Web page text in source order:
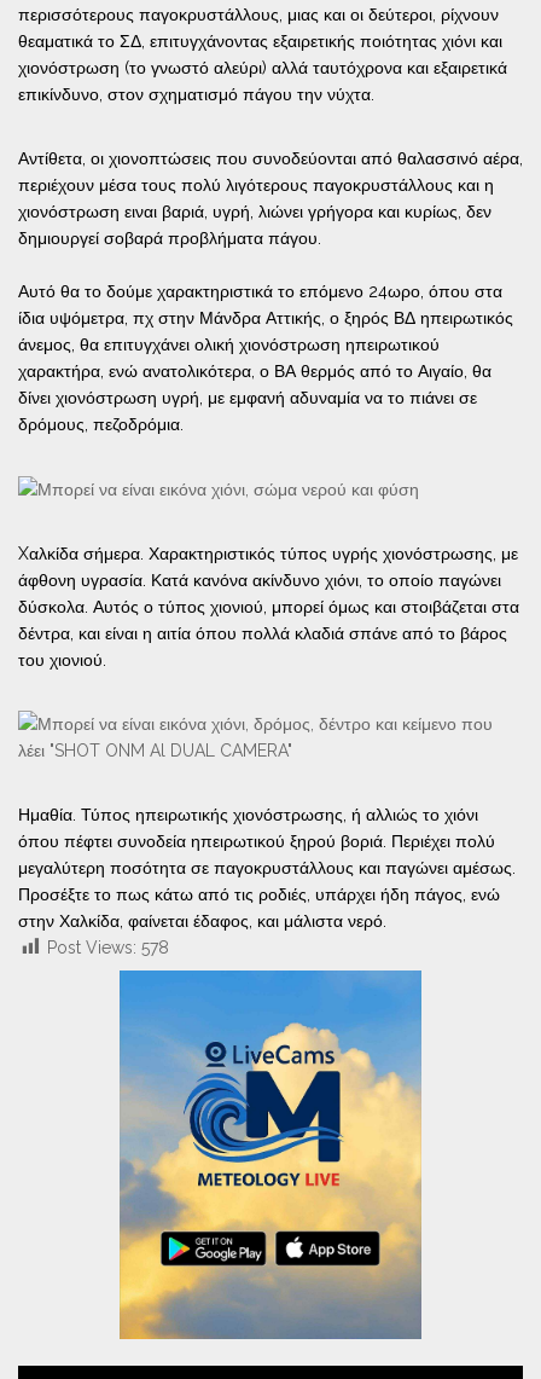
περισσότερους παγοκρυστάλλους, μιας και οι δεύτεροι, ρίχνουν
θεαματικά το ΣΔ, επιτυγχάνοντας εξαιρετικής ποιότητας χιόνι και
χιονόστρωση (το γνωστό αλεύρι) αλλά ταυτόχρονα και εξαιρετικά
επικίνδυνο, στον σχηματισμό πάγου την νύχτα.
Αντίθετα, οι χιονοπτώσεις που συνοδεύονται από θαλασσινό αέρα,
περιέχουν μέσα τους πολύ λιγότερους παγοκρυστάλλους και η
χιονόστρωση ειναι βαριά, υγρή, λιώνει γρήγορα και κυρίως, δεν
δημιουργεί σοβαρά προβλήματα πάγου.
Αυτό θα το δούμε χαρακτηριστικά το επόμενο 24ωρο, όπου στα
ίδια υψόμετρα, πχ στην Μάνδρα Αττικής, ο ξηρός ΒΔ ηπειρωτικός
άνεμος, θα επιτυγχάνει ολική χιονόστρωση ηπειρωτικού
χαρακτήρα, ενώ ανατολικότερα, ο ΒΑ θερμός από το Αιγαίο, θα
δίνει χιονόστρωση υγρή, με εμφανή αδυναμία να το πιάνει σε
δρόμους, πεζοδρόμια.
Xαλκίδα σήμερα. Χαρακτηριστικός τύπος υγρής χιονόστρωσης, με
άφθονη υγρασία. Κατά κανόνα ακίνδυνο χιόνι, το οποίο παγώνει
δύσκολα. Αυτός ο τύπος χιονιού, μπορεί όμως και στοιβάζεται στα
δέντρα, και είναι η αιτία όπου πολλά κλαδιά σπάνε από το βάρος
του χιονιού.
Ημαθία. Τύπος ηπειρωτικής χιονόστρωσης, ή αλλιώς το χιόνι
όπου πέφτει συνοδεία ηπειρωτικού ξηρού βοριά. Περιέχει πολύ
μεγαλύτερη ποσότητα σε παγοκρυστάλλους και παγώνει αμέσως.
Προσέξτε το πως κάτω από τις ροδιές, υπάρχει ήδη πάγος, ενώ
στην Χαλκίδα, φαίνεται έδαφος, και μάλιστα νερό.
Post Views: 578